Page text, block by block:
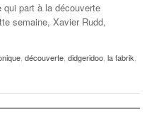
qui part à la découverte
semaine, Xavier Rudd,
découverte didgeridoo la fabrik